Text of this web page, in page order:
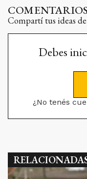
Compartí tus ideas
Debes
¿No tenés